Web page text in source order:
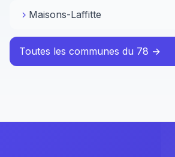
Maisons-Laffitte
Toutes les communes du 78 →